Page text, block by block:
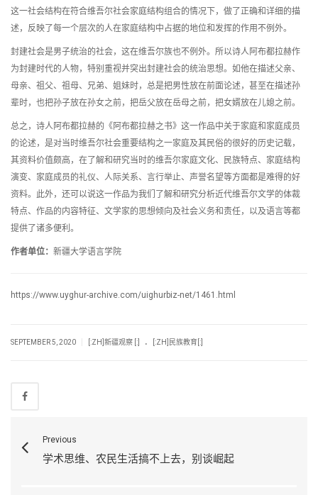
这一社会结构在符合维吾尔社会家庭结构组合的情况下，做了正确和详细的描
述，反映了每一个层次的人在家庭结构中占据的地位和发挥的作用不例外。
封建社会是男子统治的社会，这在维吾尔族也不例外。所以诗人阿布都拉赫作
为封建时代的人物，特别重视并突出封建社会的统治思想。如他在描述父亲、
母亲、祖父、祖母、兄弟、姐妹时，总是把男性放在前面论述，甚至在描述孙
辈时，也把孙子放在孙女之前，把岳父放在岳母之前，把女婿放在儿媳之前。
总之，诗人阿布都拉赫的《阿布都拉赫之书》这一作品中关于家庭和家庭成员
的论述，是对当时维吾尔社会重要结构之一家庭及其民俗的很好的历史记载，
其资料价值颇高，在了解和研究当时的维吾尔家庭文化、民族特点、家庭结构
演变、家庭成员的礼仪、人际关系、言行举止、声誉名望等方面都是难得的好
资料。此外，还可以说这一作品为我们了解和研究分析近代维吾尔文学的体裁
特点、作品的内容特征、文学家的思想倾向及社会义务和责任，以及语言等都
提供了诸多便利。
作者单位： 新疆大学语言学院
https://www.uyghur-archive.com/uighurbiz-net/1461.html
SEPTEMBER 5, 2020 [:ZH]新疆观察 [:] . [:ZH]民族教育[:]
Previous
学术思维、农民生活搞不上去，别谈崛起